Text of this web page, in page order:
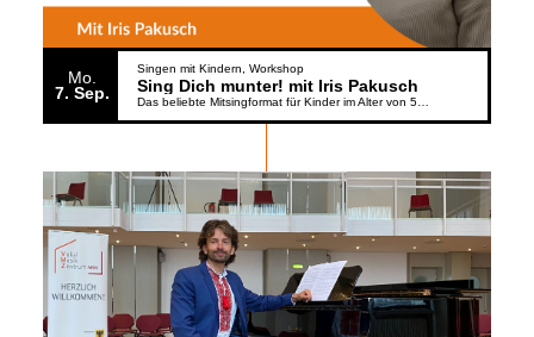
Mo.
7 Sep.
Singen mit Kindern Workshop
Sing Dich munter! mit Iris Pakusch
Das beliebte Mitsingformat für Kinder im Alter von 5 bis 6 Jahren geht weiter